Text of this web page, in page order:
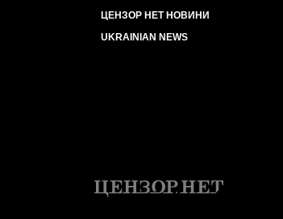
ЦЕНЗОР НЕТ НОВИНИ
UKRAINIAN NEWS